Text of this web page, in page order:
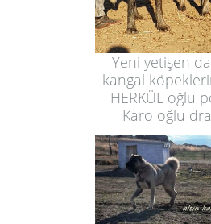
Yeni yetişen
kangal
HERKÜL oğlu
Karo oğlu